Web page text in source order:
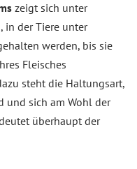
zeigt sich unter
, in der Tiere unter
werden, bis sie
Fleisches
steht die Haltungs­art,
und sich am Wohl der
überhaupt der